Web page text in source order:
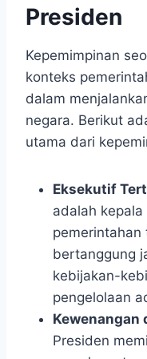
Presiden
Kepemimpinan
konteks
dalam
negara. Berikut
utama dari
Eksekutif
adalah
pemerintahan
bertanggung
kebijakan-
pengelolaan
Kewenangan
Presiden